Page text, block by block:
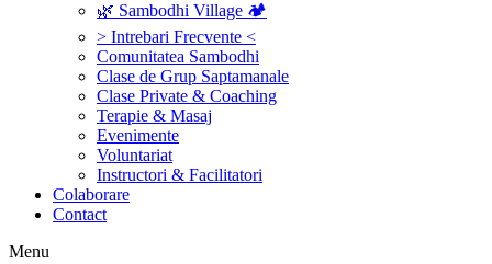
🌿 Sambodhi Village 🏕️
> Intrebari Frecvente <
Comunitatea Sambodhi
Clase de Grup Saptamanale
Clase Private & Coaching
Terapie & Masaj
‎Evenimente
Voluntariat
‏‏‎Instructori & Facilitatori
Colaborare
Contact
Menu